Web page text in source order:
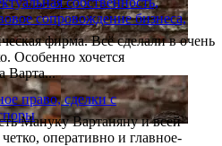
сопровождение бизнеса,
право, сделки с
фирма. Всё сделали в очень
Особенно хочется
Варта...
Мануку Вартаняну и всей
оперативно и главное-